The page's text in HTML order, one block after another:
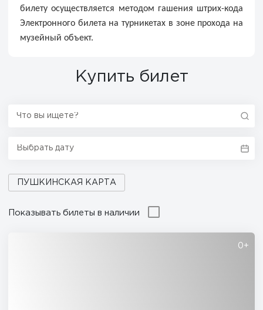
билету осуществляется методом гашения штрих-кода
Электронного билета на турникетах в зоне прохода на
музейный объект.
Купить билет
ПУШКИНСКАЯ КАРТА
Показывать билеты в наличии
0+